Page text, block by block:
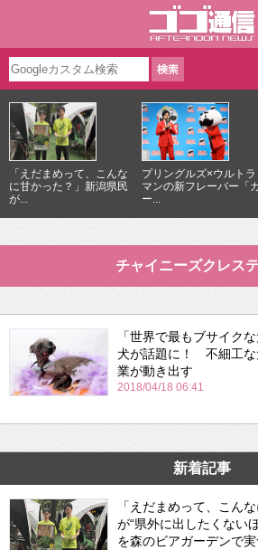
「えだまめって、こんな
に甘かった？」新潟県民
が...
プリングルズ×ウルトラ
マンの新フレーバー「
ー...
チャイニーズクレス
「世界で最もブサイク
犬が話題に！ 不細工な
業が動き出す
2018/04/18 06:41
新着記事
「えだまめって、こん
が“県外に出したくない
を森のビアガーデンで実